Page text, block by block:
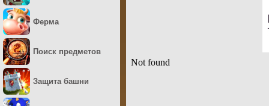
Ферма
Поиск предметов
Защита башни